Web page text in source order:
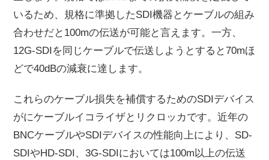
いるため、規格に準拠したSDI機器とケーブルの組み
合わせだと100mの伝送が可能と言えます。一方、
12G-SDIを同じケーブルで伝送しようとすると70mほ
どで40dBの減衰に達します。
これらのケーブル損失を補償するためのSDIデバイス
がにケーブルイコライザとリクロッカです。近年の
BNCケーブルやSDIデバイスの性能向上により、SD-
SDIやHD-SDI、3G-SDIにおいては100m以上の伝送